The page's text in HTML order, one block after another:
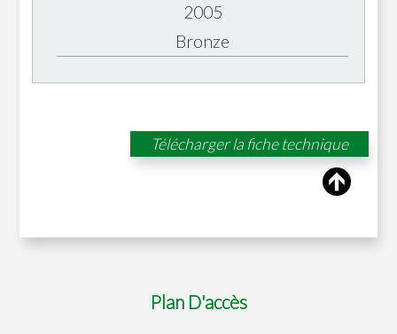
2005
Bronze
Télécharger la fiche technique
Plan D'accès